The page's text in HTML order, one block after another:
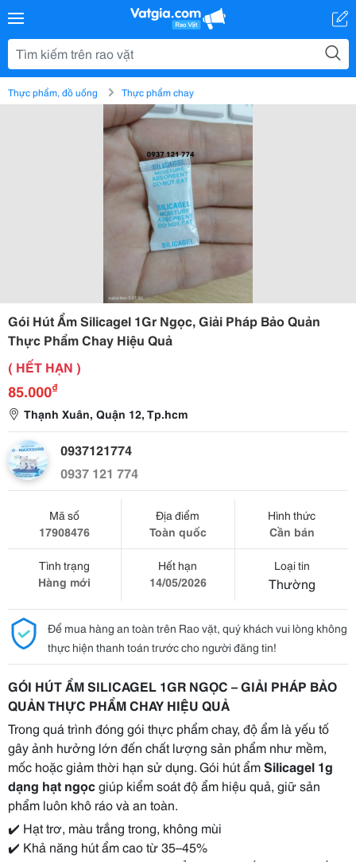
Thực phẩm, đồ uống Thực phẩm chay
Gói Hút Ẩm Silicagel 1Gr Ngọc, Giải Pháp Bảo Quản
Thực Phẩm Chay Hiệu Quả
( HẾT HẠN )
85.000₫
Thạnh Xuân, Quận 12, Tp.hcm
0937121774
0937 121 774
Mã số
17908476
Địa điểm
Toàn quốc
Hình thức
Cần bán
Tình trạng
Hàng mới
Hết hạn
14/05/2026
Loại tin
Thường
Để mua hàng an toàn trên Rao vặt, quý khách vui lòng không
thực hiện thanh toán trước cho người đăng tin!
GÓI HÚT ẨM SILICAGEL 1GR NGỌC – GIẢI PHÁP BẢO
QUẢN THỰC PHẨM CHAY HIỆU QUẢ
Trong quá trình đóng gói thực phẩm chay, độ ẩm là yếu tố
gây ảnh hưởng lớn đến chất lượng sản phẩm như mềm,
mốc hoặc giảm thời hạn sử dụng. Gói hút ẩmSilicagel 1g
dạng hạt ngọcgiúp kiểm soát độ ẩm hiệu quả, giữ sản
phẩm luôn khô ráo và an toàn.
✔️ Hạt trơ, màu trắng trong, không mùi
✔️ Khả năng hút ẩm cao từ 35–45%